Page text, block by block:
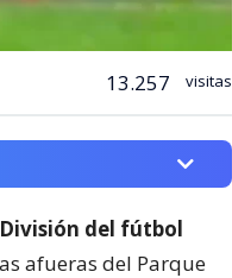
13.257 visitas
del fútbol
afueras del Parque